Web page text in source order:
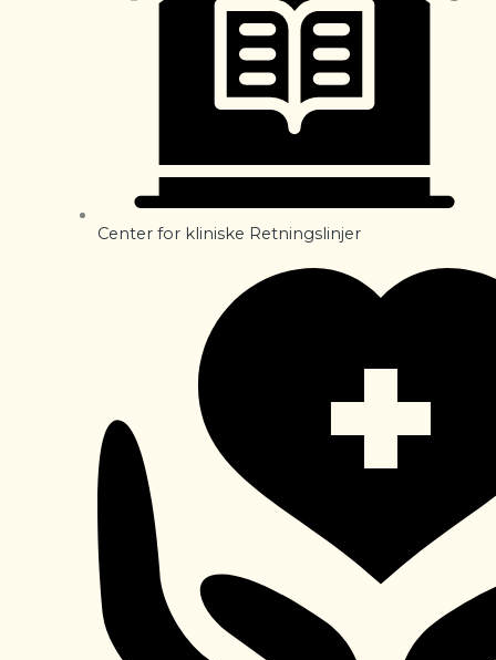
Center for kliniske Retningslinjer